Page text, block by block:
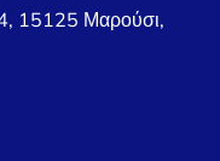
15125 Μαρούσι,